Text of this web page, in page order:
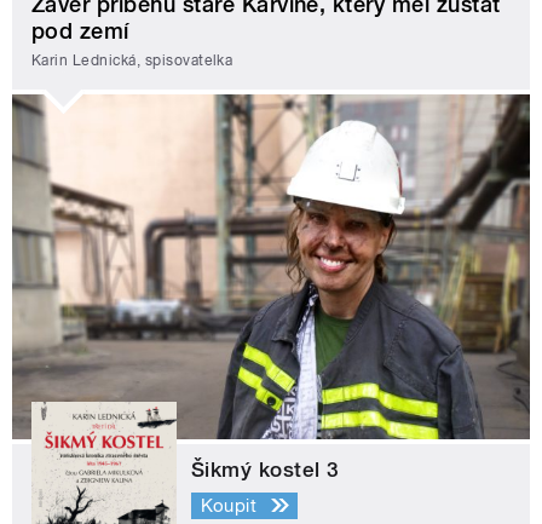
pod zemí
Karin Lednická, spisovatelka
Šikmý kostel 3
Koupit